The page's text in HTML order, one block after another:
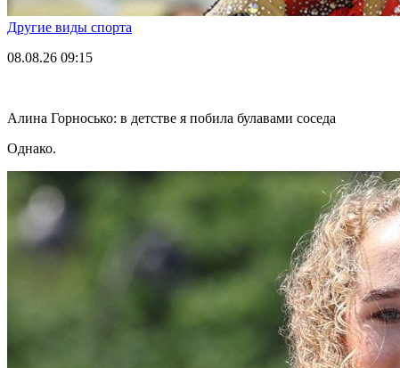
Другие виды спорта
08.08.26 09:15
Алина Горносько: в детстве я побила булавами соседа
Однако.